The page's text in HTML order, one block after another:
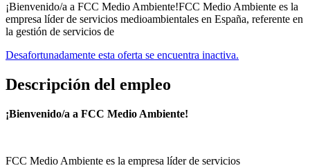
¡Bienvenido/a a FCC Medio Ambiente!FCC Medio Ambiente es la
empresa líder de servicios medioambientales en España, referente en
la gestión de servicios de
Desafortunadamente esta oferta se encuentra inactiva.
Descripción del empleo
¡Bienvenido/a a FCC Medio Ambiente!
FCC Medio Ambiente es la empresa líder de servicios